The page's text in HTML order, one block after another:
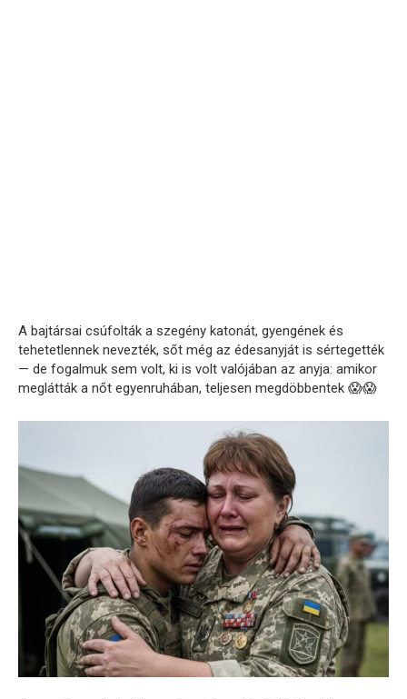
A bajtársai csúfolták a szegény katonát, gyengének és
tehetetlennek nevezték, sőt még az édesanyját is sértegették
— de fogalmuk sem volt, ki is volt valójában az anyja: amikor
meglátták a nőt egyenruhában, teljesen megdöbbentek 😱😱